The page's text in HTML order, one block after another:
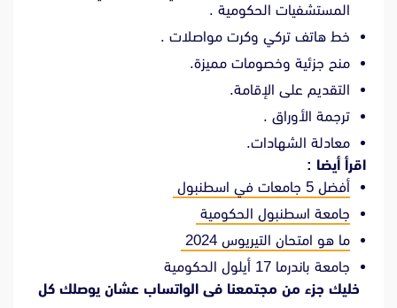
المستشفيات الحكومية .
خط هاتف تركي وكرت مواصلات .
منح جزئية وخصومات مميزة.
التقديم على الإقامة.
ترجمة الأوراق .
معادلة الشهادات.
اقرأ أيضا :
أفضل 5 جامعات في اسطنبول
جامعة اسطنبول الحكومية
ما هو امتحان التيريوس 2024
جامعة باندرما 17 أيلول الحكومية
خليك جزء من مجتمعنا فى الواتساب عشان يوصلك كل